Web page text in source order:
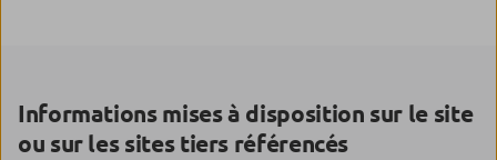
Informations mises à disposition sur le site
ou sur les sites tiers référencés